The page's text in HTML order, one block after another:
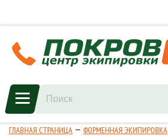
ГЛАВНАЯ СТРАНИЦА ФОРМЕННАЯ ЭКИПИРОВКА